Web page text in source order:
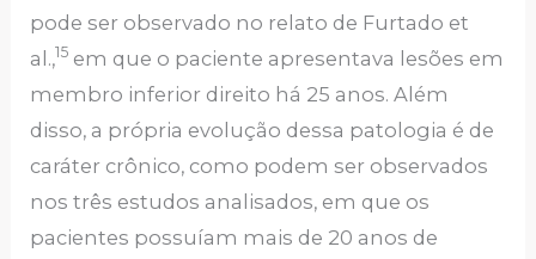
pode ser observado no relato de Furtado et
al.,15 em que o paciente apresentava lesões em
membro inferior direito há 25 anos. Além
disso, a própria evolução dessa patologia é de
caráter crônico, como podem ser observados
nos três estudos analisados, em que os
pacientes possuíam mais de 20 anos de